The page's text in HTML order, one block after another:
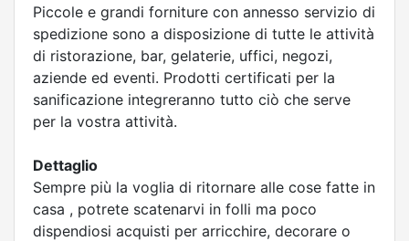
Piccole e grandi forniture con annesso servizio di
spedizione sono a disposizione di tutte le attività
di ristorazione, bar, gelaterie, uffici, negozi,
aziende ed eventi. Prodotti certificati per la
sanificazione integreranno tutto ciò che serve
per la vostra attività.
Dettaglio
Sempre più la voglia di ritornare alle cose fatte in
casa , potrete scatenarvi in folli ma poco
dispendiosi acquisti per arricchire, decorare o